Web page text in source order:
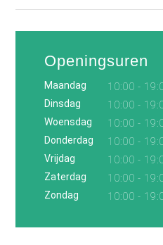
Openingsuren
Maandag
10:00 -
Dinsdag
10:00 -
Woensdag
10:00 -
Donderdag
10:00 -
Vrijdag
10:00 -
Zaterdag
10:00 -
Zondag
10:00 -